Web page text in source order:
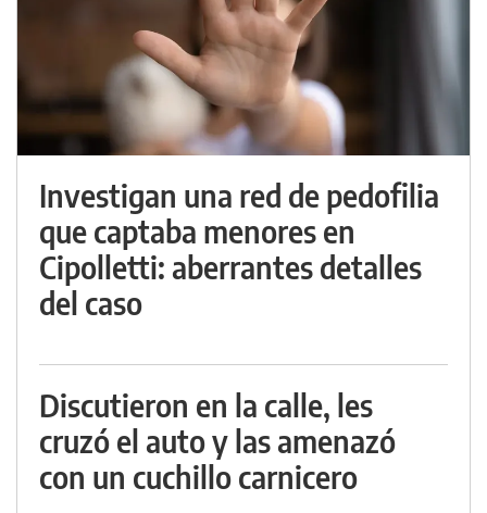
Investigan una red de pedofilia
que captaba menores en
Cipolletti: aberrantes detalles
del caso
Discutieron en la calle, les
cruzó el auto y las amenazó
con un cuchillo carnicero